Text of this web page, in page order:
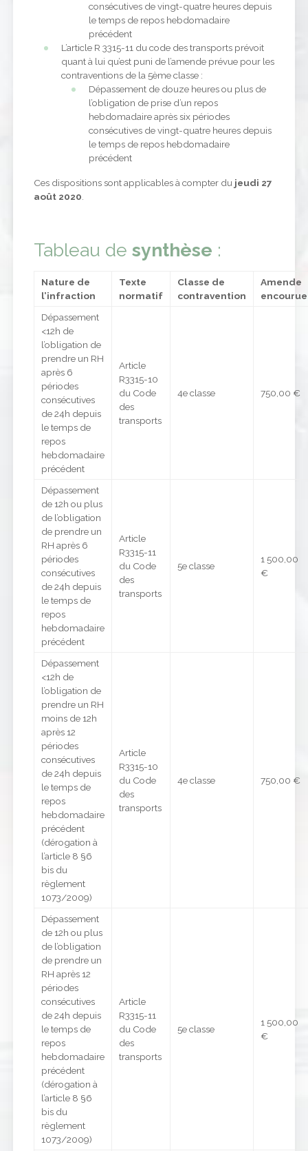
consécutives de vingt-quatre heures depuis
le temps de repos hebdomadaire
précédent
L’article R 3315-11 du code des transports prévoit
quant à lui qu’est puni de l’amende prévue pour les
contraventions de la 5ème classe :
Dépassement de douze heures ou plus de
l’obligation de prise d’un repos
hebdomadaire après six périodes
consécutives de vingt-quatre heures depuis
le temps de repos hebdomadaire
précédent
Ces dispositions sont applicables à compter du jeudi 27
août 2020
Tableau de synthèse :
Nature de
l’infraction
Texte
normatif
Classe de
contravention
Amende
encourue
Dépassement
<12h de
l’obligation de
prendre un RH
après 6
périodes
consécutives
de 24h depuis
le temps de
repos
hebdomadaire
précédent
Article
R3315-10
du Code
des
transports
4e classe 750,00 €
Dépassement
de 12h ou plus
de l’obligation
de prendre un
RH après 6
périodes
consécutives
de 24h depuis
le temps de
repos
hebdomadaire
précédent
Article
R3315-11
du Code
des
transports
5e classe
1 500,00
€
Dépassement
<12h de
l’obligation de
prendre un RH
moins de 12h
après 12
périodes
consécutives
de 24h depuis
le temps de
repos
hebdomadaire
précédent
(dérogation à
l’article 8 §6
bis du
règlement
1073/2009)
Article
R3315-10
du Code
des
transports
4e classe 750,00 €
Dépassement
de 12h ou plus
de l’obligation
de prendre un
RH après 12
périodes
consécutives
de 24h depuis
le temps de
repos
hebdomadaire
précédent
(dérogation à
l’article 8 §6
bis du
règlement
1073/2009)
Article
R3315-11
du Code
des
transports
5e classe
1 500,00
€